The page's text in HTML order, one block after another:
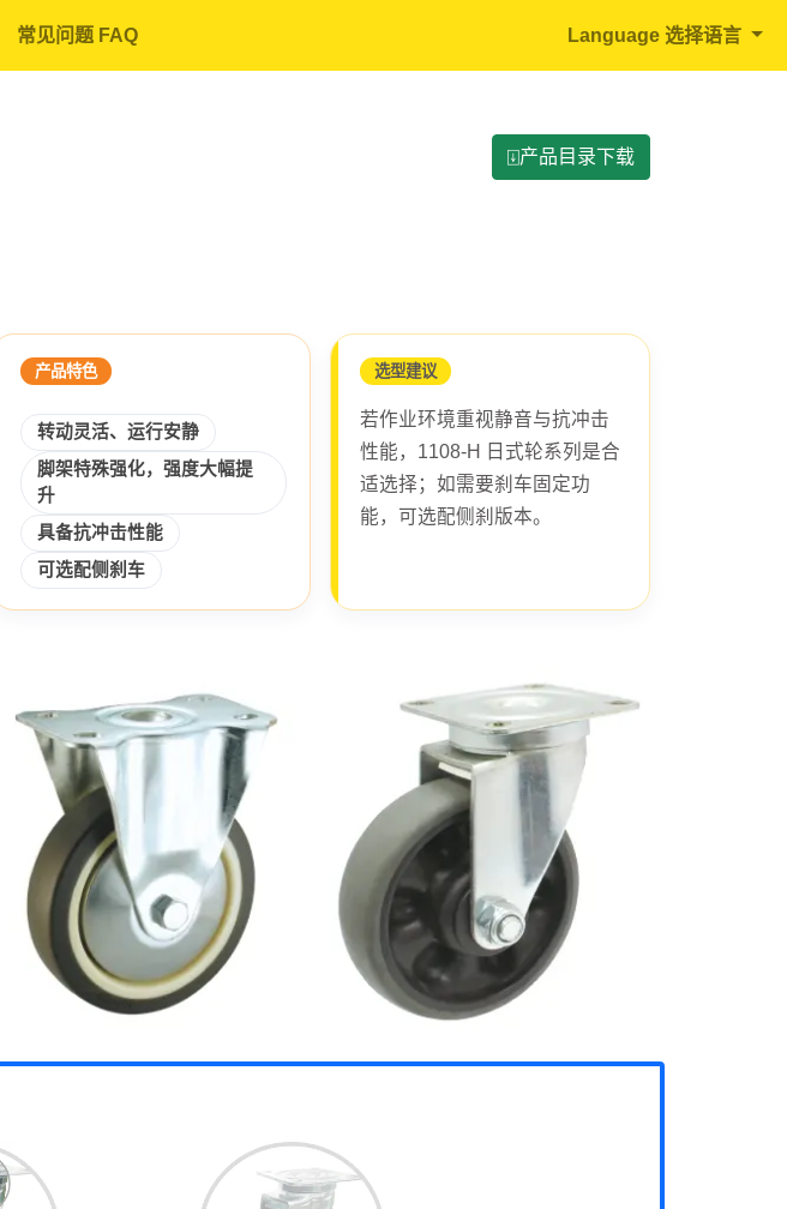
常见问题 FAQ Language 选择语言
⍗产品目录下载
产品特色
转动灵活、运行安静
脚架特殊强化，强度大幅提
升
具备抗冲击性能
可选配侧刹车
选型建议
若作业环境重视静音与抗冲击
性能，1108-H 日式轮系列是合
适选择；如需要刹车固定功
能，可选配侧刹版本。